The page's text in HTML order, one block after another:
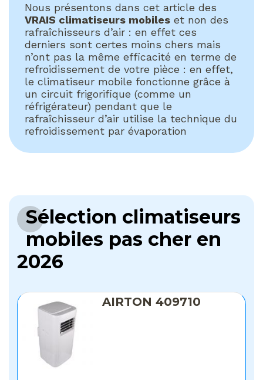
Nous présentons dans cet article des
VRAIS climatiseurs mobiles et non des
rafraîchisseurs d’air : en effet ces
derniers sont certes moins chers mais
n’ont pas la même efficacité en terme de
refroidissement de votre pièce : en effet,
le climatiseur mobile fonctionne grâce à
un circuit frigorifique (comme un
réfrigérateur) pendant que le
rafraîchisseur d’air utilise la technique du
refroidissement par évaporation
Sélection climatiseurs
mobiles pas cher en
2026
AIRTON 409710